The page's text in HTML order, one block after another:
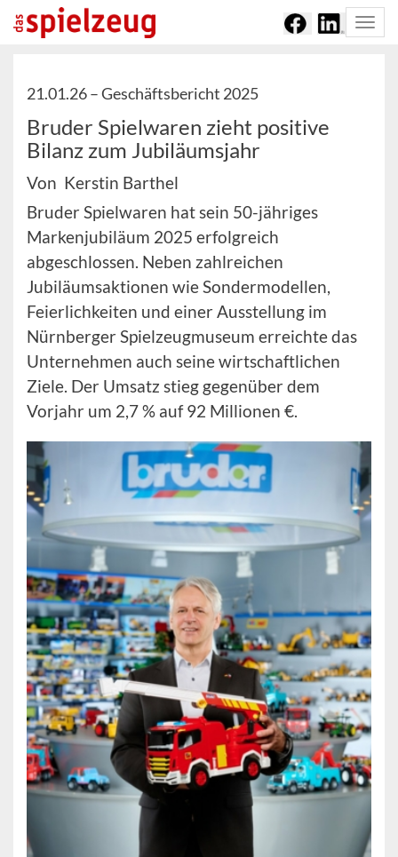
21.01.26 –Geschäftsbericht 2025
Bruder Spielwaren zieht positive
Bilanz zum Jubiläumsjahr
Von Kerstin Barthel
Bruder Spielwaren hat sein 50-jähriges
Markenjubiläum 2025 erfolgreich
abgeschlossen. Neben zahlreichen
Jubiläumsaktionen wie Sondermodellen,
Feierlichkeiten und einer Ausstellung im
Nürnberger Spielzeugmuseum erreichte das
Unternehmen auch seine wirtschaftlichen
Ziele. Der Umsatz stieg gegenüber dem
Vorjahr um 2,7 % auf 92 Millionen €.